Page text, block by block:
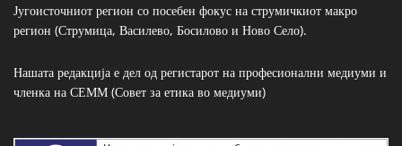
Југоисточниот регион со посебен фокус на струмичкиот макро
регион (Струмица, Василево, Босилово и Ново Село).
Нашата редакција е дел од регистарот на професионални медиуми и
членка на СЕММ (Совет за етика во медиуми)